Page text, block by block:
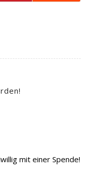
mit einer Spende!